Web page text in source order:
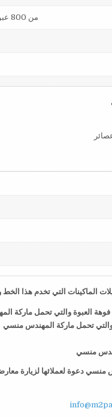
من 800 عبوة او كيس حتي 1700 عبوه او كيس في الساعة
الماكينات التي تخدم هذا الخط
فوهة العبوة والتي تحمل ماركة
تحمل ماركة المهندس منسي
منسي
منسي دعوة لعملائها لزيارة